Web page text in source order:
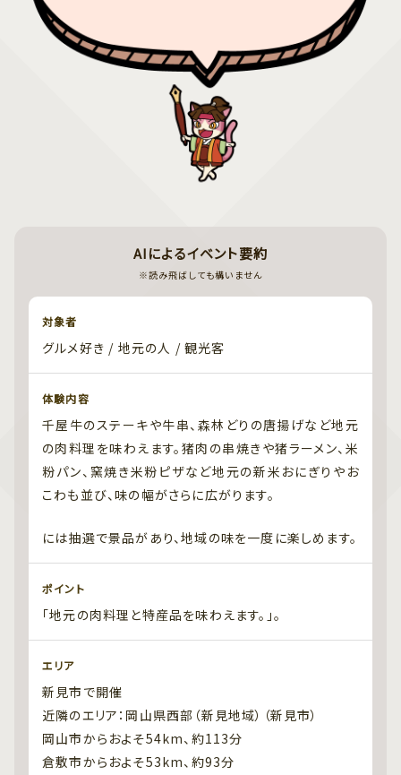
AIによるイベント要約
※読み飛ばしても構いません
対象者
グルメ好き / 地元の人 / 観光客
体験内容
千屋牛のステーキや牛串、森林どりの唐揚げなど地元
の肉料理を味わえます。猪肉の串焼きや猪ラーメン、米
粉パン、窯焼き米粉ピザなど地元の新米おにぎりやお
こわも並び、味の幅がさらに広がります。
には抽選で景品があり、地域の味を一度に楽しめます。
ポイント
「地元の肉料理と特産品を味わえます。」。
エリア
新見市で開催
近隣のエリア：岡山県西部（新見地域）（新見市）
岡山市からおよそ54km、約113分
倉敷市からおよそ53km、約93分